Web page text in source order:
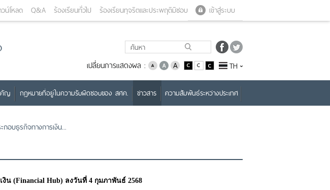
เข้าสู่ระบบ
น์โหลด Q&A ร้องเรียนทั่วไป ร้องเรียนทุจริตและประพฤติมิชอบ
เปลี่ยนการแสดงผล : TH
คัญ กฎหมายที่อยู่ในความรับผิดชอบของ สศค. ข่าวสาร ความสัมพันธ์ระหว่างประเทศ
อบธุรกิจทางการเงิน...
น (Financial Hub) ลงวันที่ 4 กุมภาพันธ์ 2568